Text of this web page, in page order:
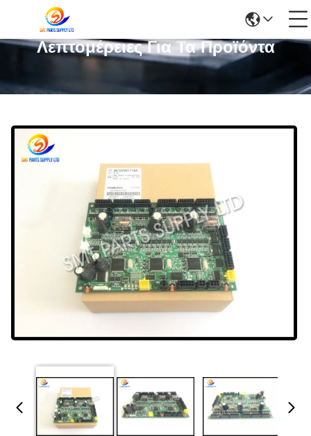
Λεπτομέρειες Για Τα Προϊόντα